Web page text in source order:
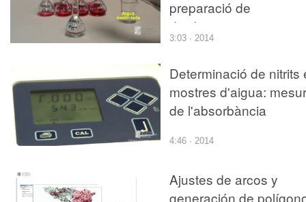
preparació de
disolucions
3:03 · 2014
Determinació de nitrits
mostres d'aigua:
de l'absorbància
4:46 · 2014
Ajustes de arcos y
generación de